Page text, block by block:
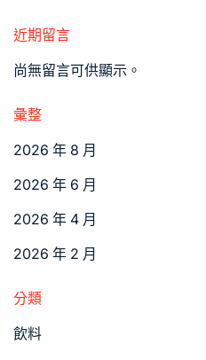
近期留言
尚無留言可供顯示。
彙整
2026 年 8 月
2026 年 6 月
2026 年 4 月
2026 年 2 月
分類
飲料